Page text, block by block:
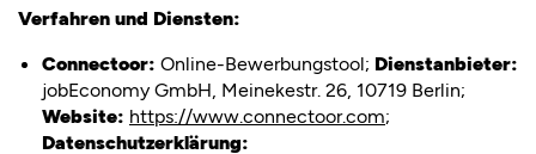
Verfahren und Diensten:
Connectoor: Online-Bewerbungstool; Dienstanbieter:
jobEconomy GmbH, Meinekestr. 26, 10719 Berlin;
Website: https://www.connectoor.com;
Datenschutzerklärung: